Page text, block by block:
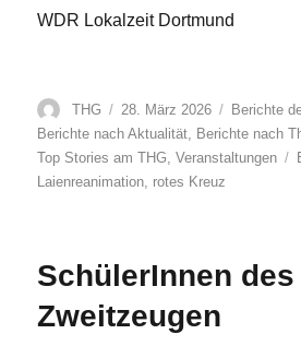
WDR Lokalzeit Dortmund
Autor
THG
Veröffentlicht
am
28. März 2026 Kategorien
Berichte
Berichte nach Aktualität Berichte nach
Top Stories am THG ,Veranstaltungen
Laienreanimation rotes Kreuz
SchülerInnen des
Zweitzeugen